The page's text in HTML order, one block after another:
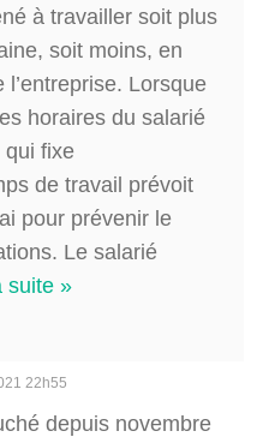
à travailler soit plus
soit moins, en
l’entreprise. Lorsque
horaires du salarié
qui fixe
de travail prévoit
pour prévenir le
Le salarié
suite »
22h55
depuis novembre